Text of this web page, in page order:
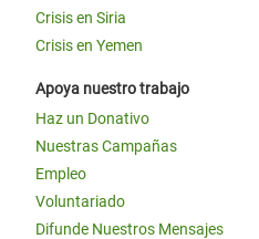
Crisis en Siria
Crisis en Yemen
Apoya nuestro trabajo
Haz un Donativo
Nuestras Campañas
Empleo
Voluntariado
Difunde Nuestros Mensajes